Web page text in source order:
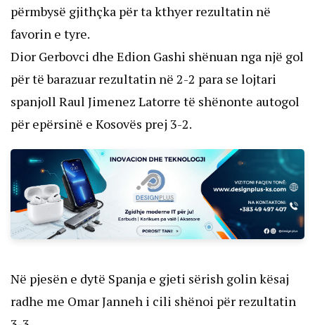
përmbysë gjithçka për ta kthyer rezultatin në
favorin e tyre.
Dior Gerbovci dhe Edion Gashi shënuan nga një gol
për të barazuar rezultatin në 2-2 para se lojtari
spanjoll Raul Jimenez Latorre të shënonte autogol
për epërsinë e Kosovës prej 3-2.
Në pjesën e dytë Spanja e gjeti sërish golin kësaj
radhe me Omar Janneh i cili shënoi për rezultatin